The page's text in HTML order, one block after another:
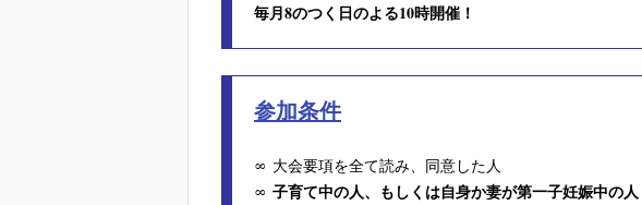
毎月8のつく日のよる10時開催！
参加条件
∞ 大会要項を全て読み、同意した人
∞ 子育て中の人、もしくは自身か妻が第一子妊娠中の人